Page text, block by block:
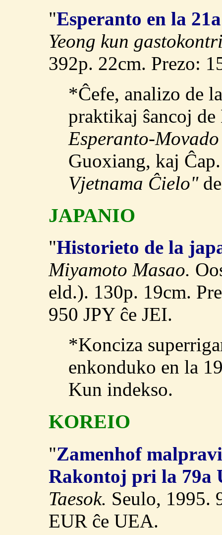
"Esperanto en la
Yeong kun
392p. 22cm. Prezo:
*Ĉefe, analizo de
praktikaj ŝancoj
Esperanto-
Guoxiang, kaj
Vjetnama Ĉielo"
JAPANIO
"Historieto de la
Miyamoto Masao.
eld.). 130p. 19cm.
950 JPY ĉe JEI.
*Konciza
enkonduko en la
Kun indekso.
KOREIO
"Zamenhof
Rakontoj pri la 79a
Taesok. Seulo, 1995.
EUR ĉe UEA.